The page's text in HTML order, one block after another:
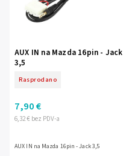
AUX IN na Mazda 16pin - Jack
3,5
Rasprodano
6,32 € bez PDV-a
7,90 €
AUX IN na Mazda 16pin - Jack 3,5